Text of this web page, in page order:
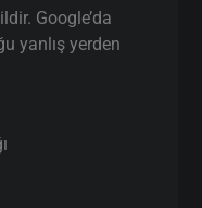
Google’da
yanlış yerden